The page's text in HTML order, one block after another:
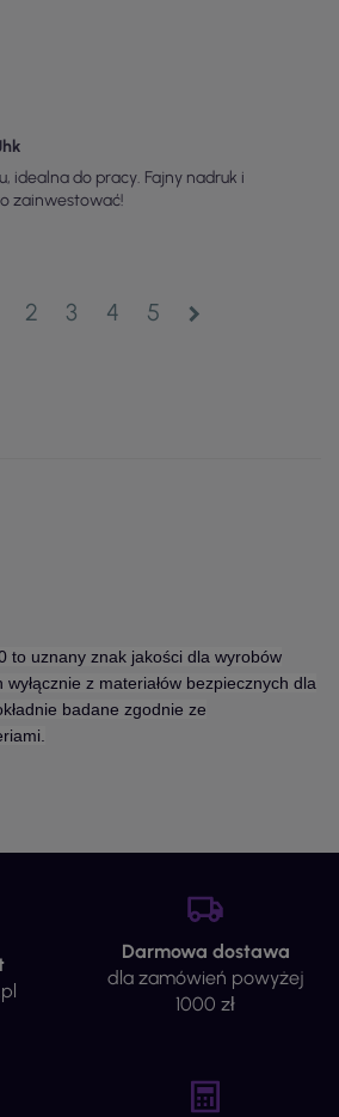
idealna do pracy. Fajny nadruk i
zainwestować!
2 3 4 5 chevron_right
to uznany znak jakości dla wyrobów
z materiałów bezpiecznych dla
badane zgodnie ze
Darmowa dostawa
dla zamówień powyżej
1000 zł